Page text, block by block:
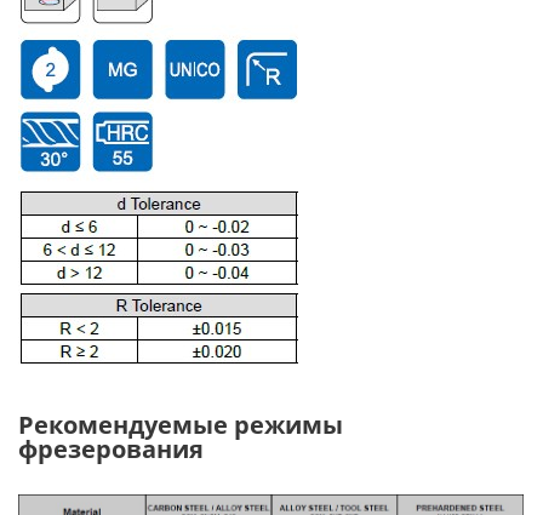
Рекомендуемые режимы
фрезерования